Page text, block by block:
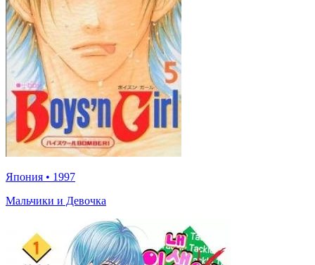
Япония • 1997
Мальчики и Девочка